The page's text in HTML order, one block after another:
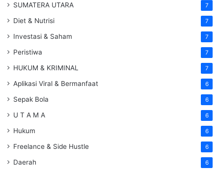
SUMATERA UTARA 7
Diet & Nutrisi 7
Investasi & Saham 7
Peristiwa 7
HUKUM & KRIMINAL 7
Aplikasi Viral & Bermanfaat 6
Sepak Bola 6
U T A M A 6
Hukum 6
Freelance & Side Hustle 6
Daerah 6